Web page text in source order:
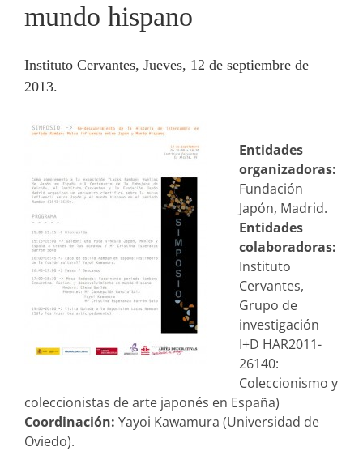
mundo hispano
Instituto Cervantes, Jueves, 12 de septiembre de
2013.
Entidades
organizadoras:
Fundación
Japón, Madrid.
Entidades
colaboradoras:
Instituto
Cervantes,
Grupo de
investigación
I+D HAR2011-
26140:
Coleccionismo y
coleccionistas de arte japonés en España)
Coordinación: Yayoi Kawamura (Universidad de
Oviedo).